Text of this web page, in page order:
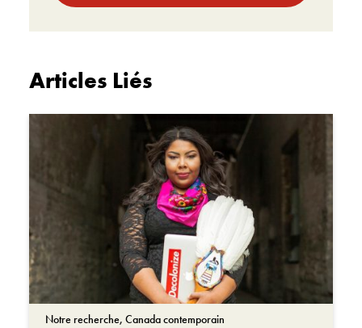
Articles Liés
Notre recherche, Canada contemporain